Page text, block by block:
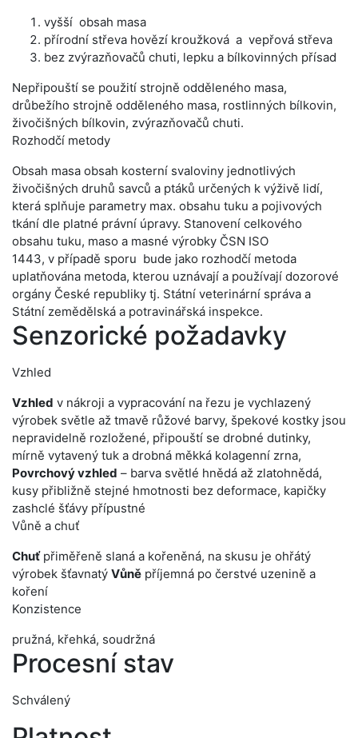
vyšší obsah masa
přírodní střeva hovězí kroužková a vepřová střeva
bez zvýrazňovačů chuti, lepku a bílkovinných přísad
Nepřipouští se použití strojně odděleného masa,
drůbežího strojně odděleného masa, rostlinných bílkovin,
živočišných bílkovin, zvýrazňovačů chuti.
Rozhodčí metody
Obsah masa obsah kosterní svaloviny jednotlivých
živočišných druhů savců a ptáků určených k výživě lidí,
která splňuje parametry max. obsahu tuku a pojivových
tkání dle platné právní úpravy. Stanovení celkového
obsahu tuku, maso a masné výrobky ČSN ISO
1443, v případě sporu bude jako rozhodčí metoda
uplatňována metoda, kterou uznávají a používají dozorové
orgány České republiky tj. Státní veterinární správa a
Státní zemědělská a potravinářská inspekce.
Senzorické požadavky
Vzhled
Vzhled v nákroji a vypracování na řezu je vychlazený
výrobek světle až tmavě růžové barvy, špekové kostky jsou
nepravidelně rozložené, připouští se drobné dutinky,
mírně vytavený tuk a drobná měkká kolagenní zrna,
Povrchový vzhled – barva světlé hnědá až zlatohnědá,
kusy přibližně stejné hmotnosti bez deformace, kapičky
zashclé šťávy přípustné
Vůně a chuť
Chuťpřiměřeně slaná a kořeněná, na skusu je ohřátý
výrobek šťavnatý Vůně příjemná po čerstvé uzenině a
koření
Konzistence
pružná, křehká, soudržná
Procesní stav
Schválený